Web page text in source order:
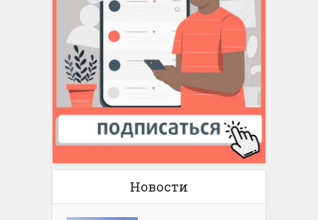
Новости